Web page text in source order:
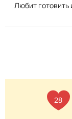
Любит готовить
28